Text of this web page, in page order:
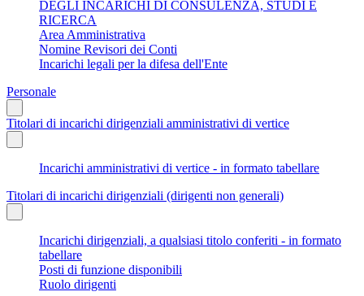
DEGLI INCARICHI DI CONSULENZA, STUDI E
RICERCA
Area Amministrativa
Nomine Revisori dei Conti
Incarichi legali per la difesa dell'Ente
Personale
Titolari di incarichi dirigenziali amministrativi di vertice
Incarichi amministrativi di vertice - in formato tabellare
Titolari di incarichi dirigenziali (dirigenti non generali)
Incarichi dirigenziali, a qualsiasi titolo conferiti - in formato
tabellare
Posti di funzione disponibili
Ruolo dirigenti